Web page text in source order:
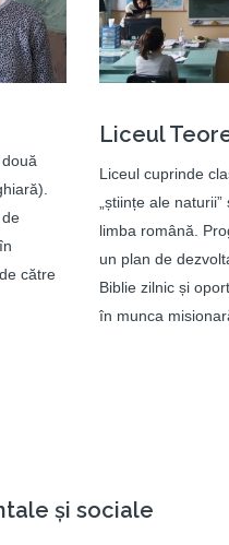
către
Liceul
Liceul cuprinde
„științe ale
limba română.
un plan de
Biblie zilnic și
în munca
și sociale